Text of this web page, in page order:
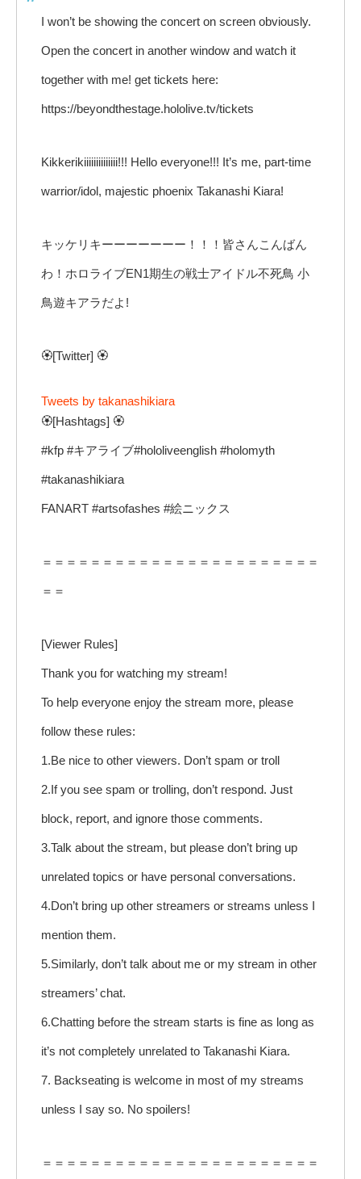
I won’t be showing the concert on screen obviously.
Open the concert in another window and watch it
together with me! get tickets here:
https://beyondthestage.hololive.tv/tickets
Kikkerikiiiiiiiiiiiiii!!! Hello everyone!!! It’s me, part-time
warrior/idol, majestic phoenix Takanashi Kiara!
キッケリキーーーーーーー！！！皆さんこんばん
わ！ホロライブEN1期生の戦士アイドル不死鳥 小
鳥遊キアラだよ!
🏵️[Twitter] 🏵️
Tweets by takanashikiara
🏵️[Hashtags] 🏵️
#kfp #キアライブ#hololiveenglish #holomyth
#takanashikiara
FANART #artsofashes #絵ニックス
＝＝＝＝＝＝＝＝＝＝＝＝＝＝＝＝＝＝＝＝＝＝＝
＝＝
[Viewer Rules]
Thank you for watching my stream!
To help everyone enjoy the stream more, please
follow these rules:
1.Be nice to other viewers. Don’t spam or troll
2.If you see spam or trolling, don’t respond. Just
block, report, and ignore those comments.
3.Talk about the stream, but please don’t bring up
unrelated topics or have personal conversations.
4.Don’t bring up other streamers or streams unless I
mention them.
5.Similarly, don’t talk about me or my stream in other
streamers’ chat.
6.Chatting before the stream starts is fine as long as
it’s not completely unrelated to Takanashi Kiara.
7. Backseating is welcome in most of my streams
unless I say so. No spoilers!
＝＝＝＝＝＝＝＝＝＝＝＝＝＝＝＝＝＝＝＝＝＝＝